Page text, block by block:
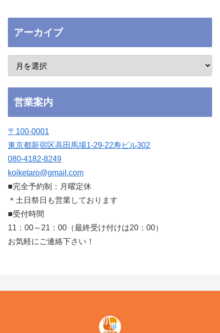
アーカイブ
営業案内
〒100-0001
東京都新宿区高田馬場1-29-22寿ビル302
080-4182-8249
koiketaro@gmail.com
■完全予約制：月曜定休
＊土日祭日も営業しております
■受付時間
11：00～21：00（最終受け付けは20：00）
お気軽にご連絡下さい！